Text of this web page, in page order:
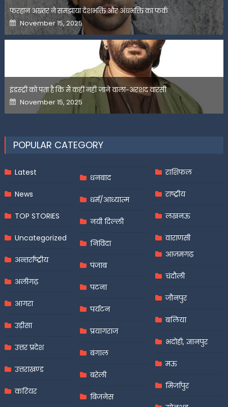
फरहान अख्तर ने समझाया देशभक्ति और अंधभक्ति का फर्क
Posted
on
November 15, 2025
इंडस्ट्री को पता है कि मैं कहीं नहीं जाने वाला-अरशद वारसी
Posted
on
November 15, 2025
POPULAR CATEGORY
Latest
News
TOP STORIES
Uncategorized
अन्तर्राष्ट्रीय
अलीगढ़
आगरा
उड़ीसा
उत्तर प्रदेश
उत्तराखण्ड
करियर
धनबाद
धर्म/आध्यात्म
नयी दिल्ली
निविदा
पंजाब
पटना
पर्यटन
प्रयागराज
बंगाल
बरेली
बिजनेस
राशिफल
राष्ट्रीय
लखनऊ
वाराणसी
आज़मगढ़
चंदौली
जौनपुर
बलिया
भदोही, ज्ञानपुर
मऊ
मिर्जापुर